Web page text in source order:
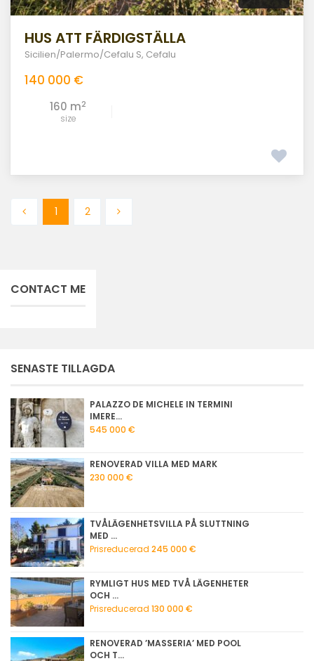
HUS ATT FÄRDIGSTÄLLA
Sicilien/Palermo/Cefalu S, Cefalu
140 000 €
160 m2
size
1 2
CONTACT ME
SENASTE TILLAGDA
PALAZZO DE MICHELE IN TERMINI
IMERE...
545 000 €
RENOVERAD VILLA MED MARK
230 000 €
TVÅLÄGENHETSVILLA PÅ SLUTTNING
MED ...
Prisreducerad 245 000 €
RYMLIGT HUS MED TVÅ LÄGENHETER
OCH ...
Prisreducerad 130 000 €
RENOVERAD ’MASSERIA’ MED POOL
OCH T...